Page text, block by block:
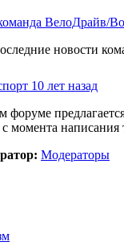
ВелоДрайв/
новости
10 лет назад
форуме
с момента написания
Модераторы